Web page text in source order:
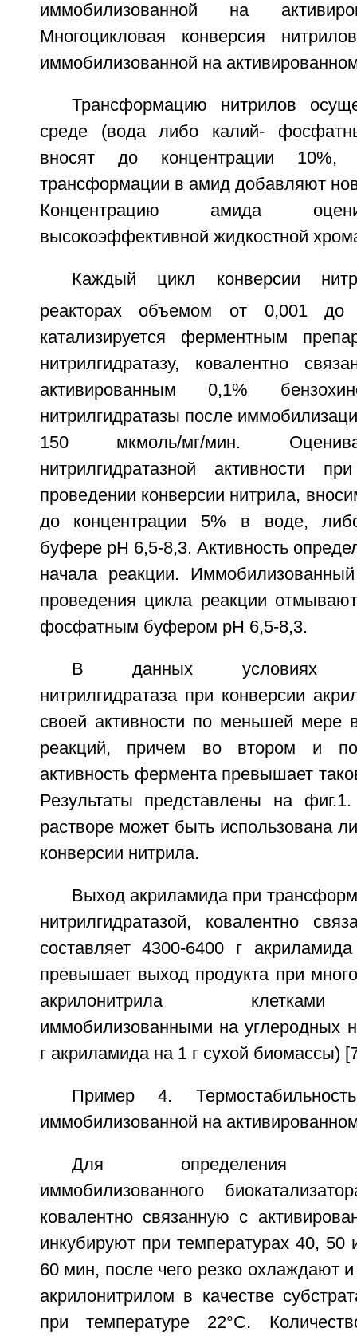
иммобилизованной на
Многоцикловая конверсия
иммобилизованной на
Трансформацию нитрилов
среде (вода либо калий-
вносят до концентрации
трансформации в амид добавляют
Концентрацию амида
высокоэффективной жидкостной
Каждый цикл конверсии
реакторах объемом от 0,001
катализируется ферментным
нитрилгидратазу, ковалентно
активированным 0,1%
нитрилгидратазы после
150 мкмоль/мг/мин.
нитрилгидратазной активности
проведении конверсии нитрила,
до концентрации 5% в воде,
буфере pH 6,5-8,3. Активность
начала реакции.
проведения цикла реакции
фосфатным буфером pH 6,5-8,3.
В данных условиях
нитрилгидратаза при конверсии
своей активности по меньшей мере
реакций, причем во втором и
активность фермента превышает
Результаты представлены на
растворе может быть использована
конверсии нитрила.
Выход акриламида при
нитрилгидратазой, ковалентно
составляет 4300-6400 г
превышает выход продукта при
акрилонитрила
иммобилизованными на углеродных
г акриламида на 1 г сухой биомассы)
Пример 4.
иммобилизованной на
Для определения
иммобилизованного
ковалентно связанную с
инкубируют при температурах 40, 50
60 мин, после чего резко охлаждают
акрилонитрилом в качестве
при температуре 22°C.